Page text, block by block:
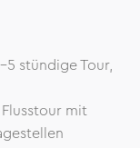
stündige Tour,
mit